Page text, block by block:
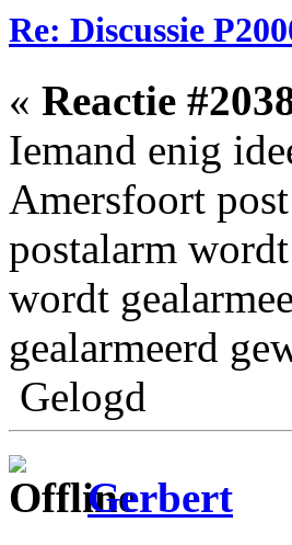
Re: Discussie
« Reactie
Iemand enig
Amersfoort
postalarm
wordt
gealarmeerd
Gelogd
Gerbert